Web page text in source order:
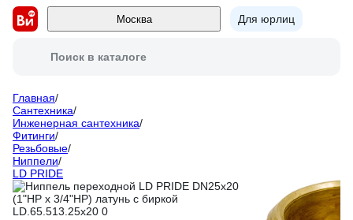
Москва Для юрлиц
Поиск в каталоге
Главная/
Сантехника/
Инженерная сантехника/
Фитинги/
Резьбовые/
Ниппели/
LD PRIDE